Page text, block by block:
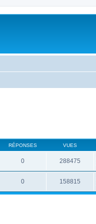
RÉPONSES VUES
0 288475
0 158815